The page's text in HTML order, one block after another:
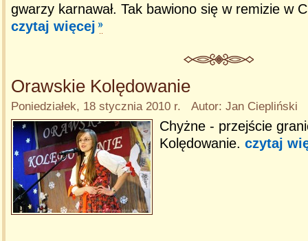
gwarzy karnawał. Tak bawiono się w remizie w
czytaj więcej
Orawskie Kolędowanie
Poniedziałek, 18 stycznia 2010 r. Autor: Jan Ciepliński
Chyżne - przejście
Kolędowanie. czytaj